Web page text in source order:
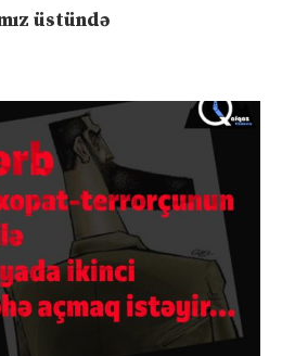
üstündə